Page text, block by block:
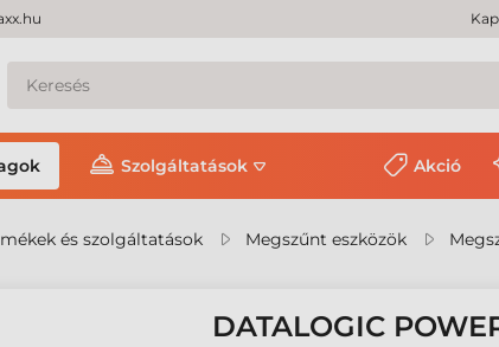
Szolgáltatások Akció
és szolgáltatások Megszűnt eszközök
DATALOGIC